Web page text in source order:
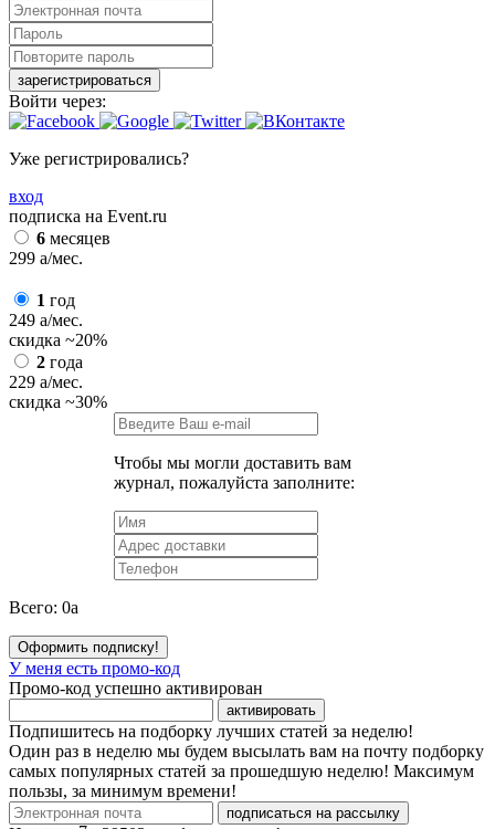
зарегистрироваться
Войти через:
Уже регистрировались?
вход
подписка на Event.ru
6 месяцев
299 a/мес.
1 год
249 a/мес.
скидка ~20%
2 года
229 a/мес.
скидка ~30%
Чтобы мы могли доставить вам
журнал, пожалуйста заполните:
Всего: 0a
Оформить подписку!
У меня есть промо-код
Промо-код успешно активирован
активировать
Подпишитесь на подборку лучших статей за неделю!
Один раз в неделю мы будем высылать вам на почту подборку
самых популярных статей за прошедшую неделю! Максимум
пользы, за минимум времени!
подписаться на рассылку